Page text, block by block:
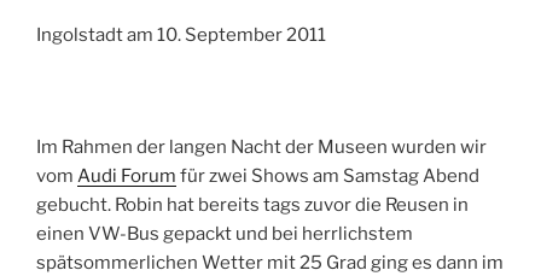
Ingolstadt am 10. September 2011
Im Rahmen der langen Nacht der Museen wurden wir
vom Audi Forum für zwei Shows am Samstag Abend
gebucht. Robin hat bereits tags zuvor die Reusen in
einen VW-Bus gepackt und bei herrlichstem
spätsommerlichen Wetter mit 25 Grad ging es dann im